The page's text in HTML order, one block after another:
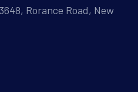
Rorance Road, New